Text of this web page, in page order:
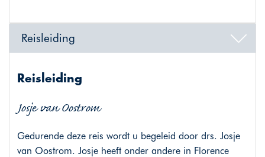
Reisleiding
Reisleiding
Josje van Oostrom
Gedurende deze reis wordt u begeleid door drs. Josje
van Oostrom. Josje heeft onder andere in Florence